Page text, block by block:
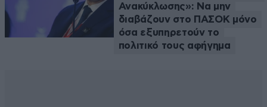
Ανακύκλωσης»: Να μην
διαβάζουν στο ΠΑΣΟΚ μόνο
όσα εξυπηρετούν το
πολιτικό τους αφήγημα